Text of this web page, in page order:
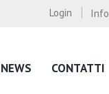
Info
Login
NEWS CONTATTI